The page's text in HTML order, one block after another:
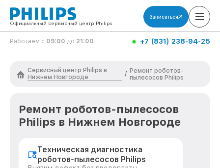
Официальный сервисный центр Philips
Записаться
Работаем с 09:00 до 21:00 +7 (831) 238-94-25
Сервисный центр Philips в
Нижнем Новгороде
/ Ремонт роботов-
пылесосов Philips
Ремонт роботов-пылесосов
Philips в Нижнем Новгороде
Техническая диагностика
роботов-пылесосов Philips